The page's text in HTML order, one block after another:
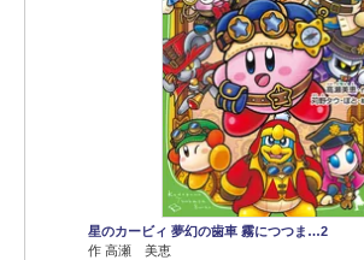
星のカービィ 夢幻の歯車 霧につつま…2
作 高瀬 美恵